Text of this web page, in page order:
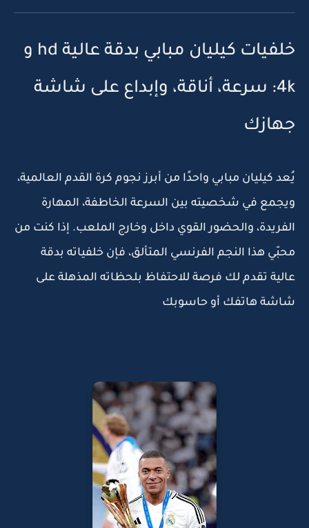
خلفيات كيليان مبابي بدقة عالية hd و
4k: سرعة، أناقة، وإبداع على شاشة
جهازك
يُعد كيليان مبابي واحدًا من أبرز نجوم كرة القدم العالمية،
ويجمع في شخصيته بين السرعة الخاطفة، المهارة
الفريدة، والحضور القوي داخل وخارج الملعب. إذا كنت من
محبّي هذا النجم الفرنسي المتألق، فإن خلفياته بدقة
عالية تقدم لك فرصة للاحتفاظ بلحظاته المذهلة على
شاشة هاتفك أو حاسوبك